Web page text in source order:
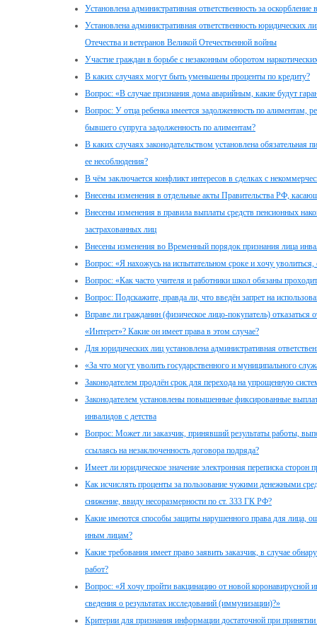
Установлена административная ответственность за
Установлена административная ответственность юридических
Отечества и ветеранов Великой Отечественной войны
Участие граждан в борьбе с незаконным оборотом
В каких случаях могут быть уменьшены проценты по кредиту?
Вопрос: «В случае признания дома аварийным, какие будут
Вопрос: У отца ребенка имеется задолженность по алиментам,
бывшего супруга задолженность по алиментам?
В каких случаях законодательством установлена обязательная
ее несоблюдения?
В чём заключается конфликт интересов в сделках с
Внесены изменения в отдельные акты Правительства РФ,
Внесены изменения в правила выплаты средств пенсионных
застрахованных лиц
Внесены изменения во Временный порядок признания лица
Вопрос: «Я нахожусь на испытательном сроке и хочу
Вопрос: «Как часто учителя и работники школ обязаны
Вопрос: Подскажите, правда ли, что введён запрет на
Вправе ли гражданин (физическое лицо-покупатель) отказаться
«Интерет»? Какие он имеет права в этом случае?
Для юридических лиц установлена административная
«За что могут уволить государственного и муниципального
Законодателем продлён срок для перехода на упрощенную
Законодателем установлены повышенные фиксированные
инвалидов с детства
Вопрос: Может ли заказчик, принявший результаты работы,
ссылаясь на незаключенность договора подряда?
Имеет ли юридическое значение электронная переписка
Как исчислять проценты за пользование чужими денежными
снижение, ввиду несоразмерности по ст. 333 ГК РФ?
Какие имеются способы защиты нарушенного права для лица,
иным лицам?
Какие требования имеет право заявить заказчик, в случае
работ?
Вопрос: «Я хочу пройти вакцинацию от новой коронавирусной
сведения о результатах исследований (иммунизации)?»
Критерии для признания информации достаточной при